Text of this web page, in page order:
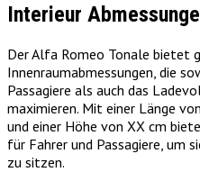
Interieur
Der Alfa Romeo Tonale bietet
Innenraumabmessungen, die
Passagiere als auch das
maximieren. Mit einer Länge
und einer Höhe von XX cm
für Fahrer und Passagiere, um
zu sitzen.